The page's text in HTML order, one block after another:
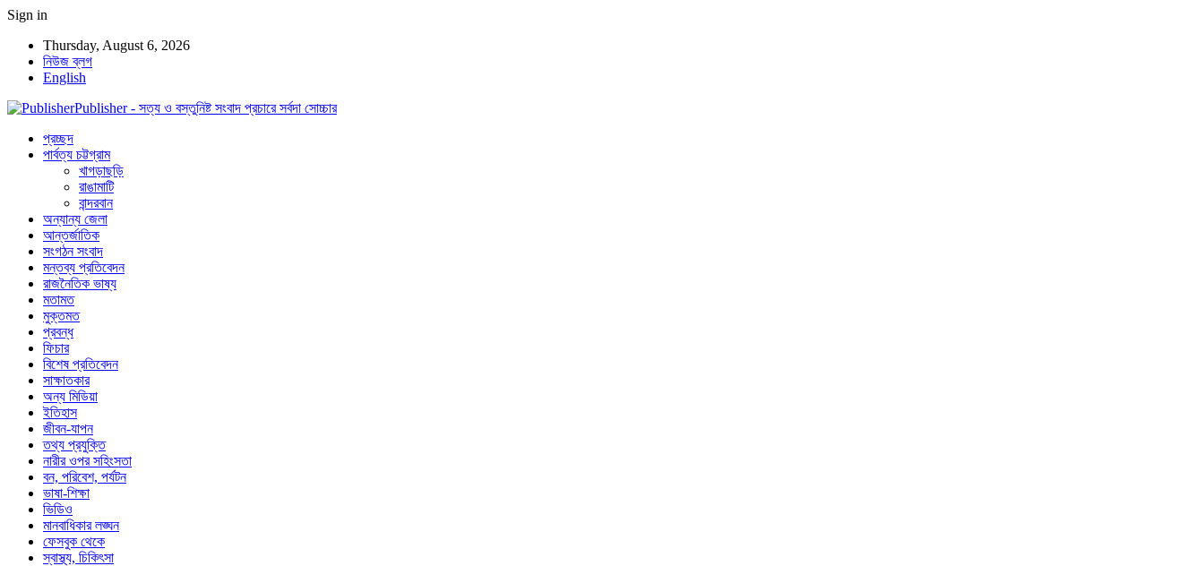
Sign in
Thursday, August 6, 2026
নিউজ ব্লগ
English
Publisher - সত্য ও বস্তুনিষ্ট সংবাদ প্রচারে সর্বদা সোচ্চার
প্রচ্ছদ
পার্বত্য চট্টগ্রাম
খাগড়াছড়ি
রাঙামাটি
বান্দরবান
অন্যান্য জেলা
আন্তর্জাতিক
সংগঠন সংবাদ
মন্তব্য প্রতিবেদন
রাজনৈতিক ভাষ্য
মতামত
মুক্তমত
প্রবন্ধ
ফিচার
বিশেষ প্রতিবেদন
সাক্ষাতকার
অন্য মিডিয়া
ইতিহাস
জীবন-যাপন
তথ্য প্রযুক্তি
নারীর ওপর সহিংসতা
বন, পরিবেশ, পর্যটন
ভাষা-শিক্ষা
ভিডিও
মানবাধিকার লঙ্ঘন
ফেসবুক থেকে
স্বাস্থ্য, চিকিৎসা